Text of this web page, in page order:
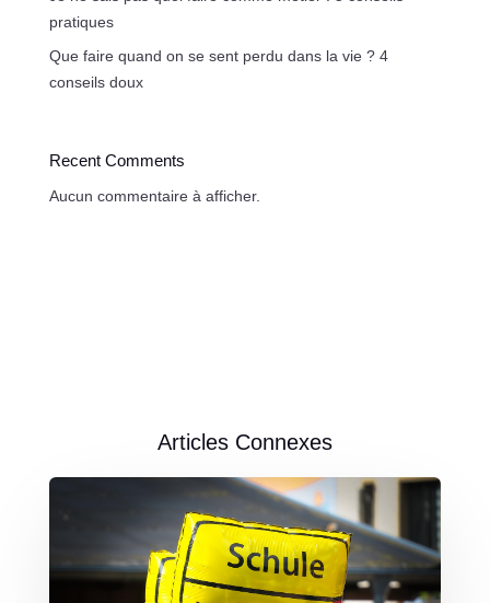
pratiques
Que faire quand on se sent perdu dans la vie ? 4
conseils doux
Recent Comments
Aucun commentaire à afficher.
Articles Connexes